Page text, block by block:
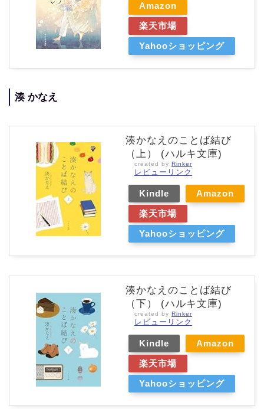
Amazon
楽天市場
Yahooショッピング
湊 かなえ
湊かなえのことば結び
（上） (ハルキ文庫)
created by Rinker
レビューリンク
Kindle
Amazon
楽天市場
Yahooショッピング
湊かなえのことば結び
（下） (ハルキ文庫)
created by Rinker
レビューリンク
Kindle
Amazon
楽天市場
Yahooショッピング